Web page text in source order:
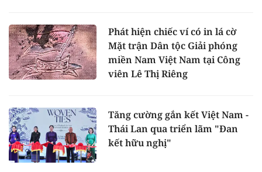
Phát hiện chiếc ví có in lá cờ
Mặt trận Dân tộc Giải phóng
miền Nam Việt Nam tại Công
viên Lê Thị Riêng
Tăng cường gắn kết Việt Nam -
Thái Lan qua triển lãm "Đan
kết hữu nghị"